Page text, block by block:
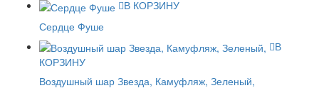
В КОРЗИНУ
Сердце Фуше
В
КОРЗИНУ
Воздушный шар Звезда, Камуфляж, Зеленый,